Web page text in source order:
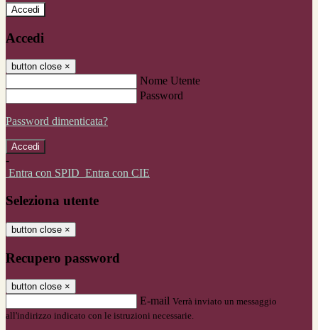
Accedi
Accedi
button close ×
Nome Utente
Password
Password dimenticata?
-
Entra con SPID Entra con CIE
Seleziona utente
button close ×
Recupero password
button close ×
E-mail Verrà inviato un messaggio
all'indirizzo indicato con le istruzioni necessarie.